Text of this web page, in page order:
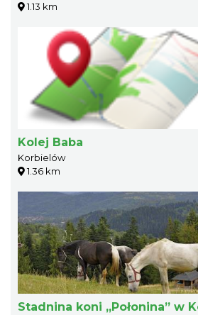
1.13 km
Kolej Baba
Korbielów
1.36 km
Stadnina koni „Połonina” w